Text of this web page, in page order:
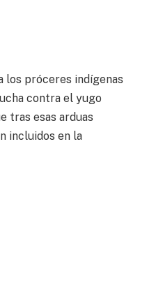
los próceres indígenas
contra el yugo
tras esas arduas
incluidos en la